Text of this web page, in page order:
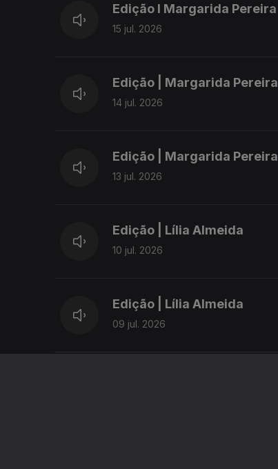
Edição I Margarida Pereira
15 jul. 2026
Edição | Margarida Pereira
14 jul. 2026
Edição | Margarida Pereira
13 jul. 2026
Edição | Lília Almeida
10 jul. 2026
Edição | Lília Almeida
09 jul. 2026